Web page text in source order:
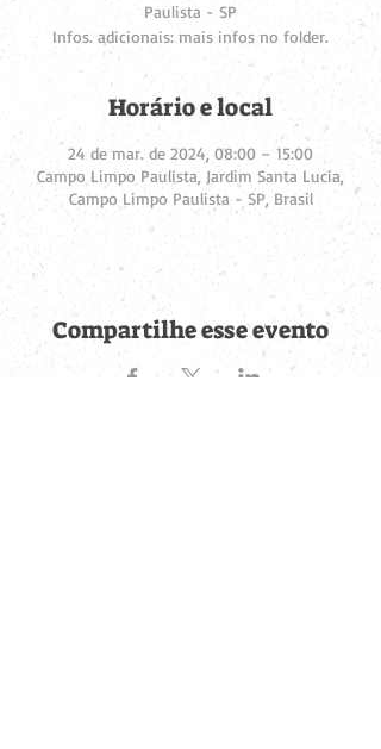
Paulista - SP
Infos. adicionais: mais infos no folder.
Horário e local
24 de mar. de 2024, 08:00 – 15:00
Campo Limpo Paulista, Jardim Santa Lucia,
Campo Limpo Paulista - SP, Brasil
Compartilhe esse evento